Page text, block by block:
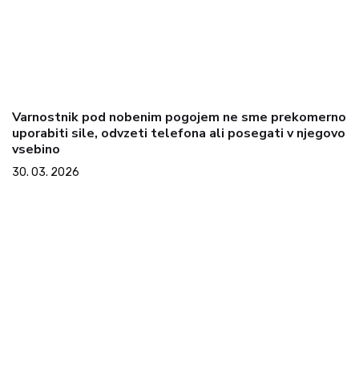
Varnostnik pod nobenim pogojem ne sme prekomerno
uporabiti sile, odvzeti telefona ali posegati v njegovo
vsebino
30. 03. 2026